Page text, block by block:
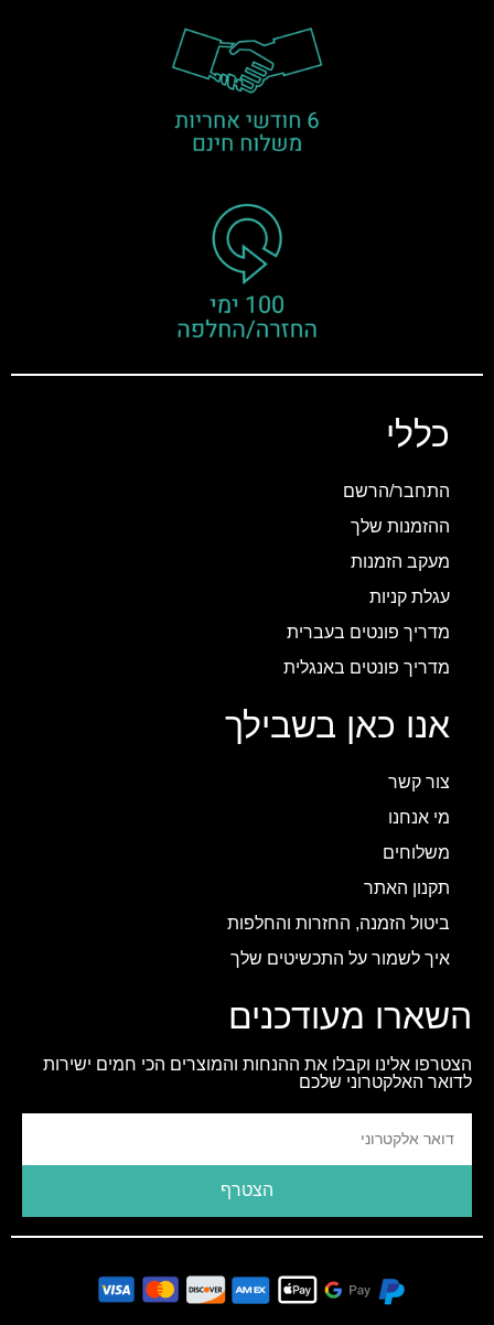
כללי
התחבר/הרשם
ההזמנות שלך
מעקב הזמנות
עגלת קניות
מדריך פונטים בעברית
מדריך פונטים באנגלית
אנו כאן בשבילך
צור קשר
מי אנחנו
משלוחים
תקנון האתר
ביטול הזמנה, החזרות והחלפות
איך לשמור על התכשיטים שלך
השארו מעודכנים
הצטרפו אלינו וקבלו את ההנחות והמוצרים הכי חמים ישירות
לדואר האלקטרוני שלכם
הצטרף